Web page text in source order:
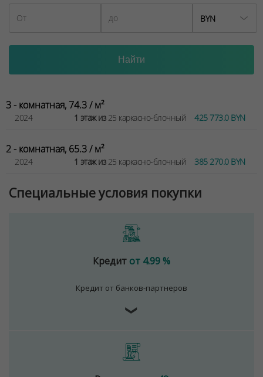
BYN
3 - комнатная, 74.3 / м²
2024 1 этаж из25 каркасно-блочный 425 773.0 BYN
2 - комнатная, 65.3 / м²
2024 1 этаж из25 каркасно-блочный 385 270.0 BYN
Специальные условия покупки
Кредит от 4.99 %
Кредит от банков-партнеров
❯